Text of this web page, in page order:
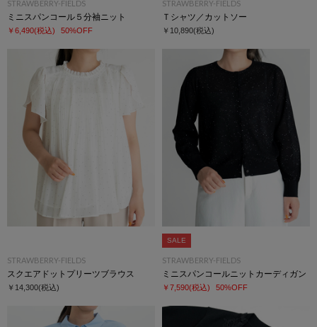
STRAWBERRY-FIELDS
ミニスパンコール５分袖ニット
￥6,490(税込) 50%OFF
STRAWBERRY-FIELDS
Ｔシャツ／カットソー
￥10,890(税込)
STRAWBERRY-FIELDS
スクエアドットプリーツブラウス
￥14,300(税込)
SALE
STRAWBERRY-FIELDS
ミニスパンコールニットカーディガン
￥7,590(税込) 50%OFF